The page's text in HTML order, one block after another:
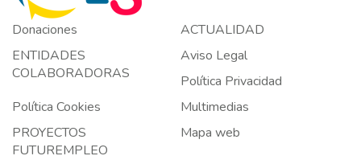
Donaciones
ACTUALIDAD
ENTIDADES
COLABORADORAS
Aviso Legal
Política Privacidad
Política Cookies
Multimedias
PROYECTOS
FUTUREMPLEO
Mapa web